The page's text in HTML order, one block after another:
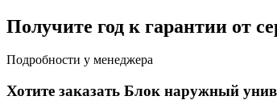
Получите год к гарантии от
Подробности у менеджера
Хотите заказать Блок наружный